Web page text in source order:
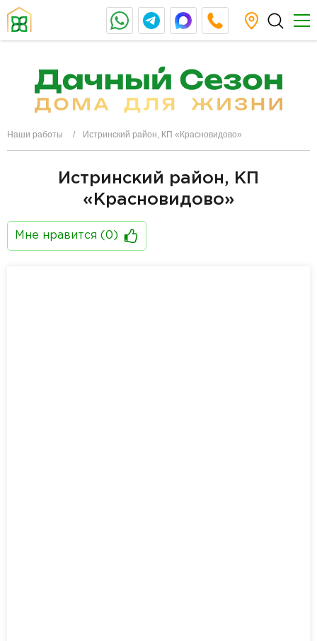
Наши работы Истринский район, КП «Красновидово»
Истринский район, КП
«Красновидово»
Мне нравится ( 0 )